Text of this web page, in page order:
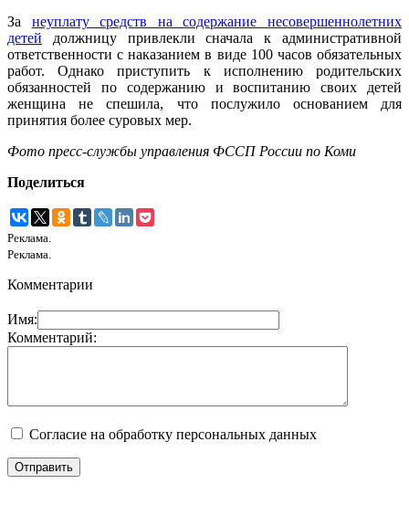
За неуплату средств на содержание несовершеннолетних
детей должницу привлекли сначала к административной
ответственности с наказанием в виде 100 часов обязательных
работ. Однако приступить к исполнению родительских
обязанностей по содержанию и воспитанию своих детей
женщина не спешила, что послужило основанием для
принятия более суровых мер.
Фото пресс-службы управления ФССП России по Коми
Поделиться
Реклама.
Реклама.
Комментарии
Имя:
Комментарий:
Согласие на обработку персональных данных